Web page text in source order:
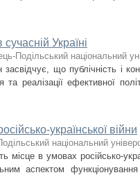
Україні
Подільський національний
що публічність і
реалізації ефективної
української війни
національний
місце в умовах російсько-
аспектом